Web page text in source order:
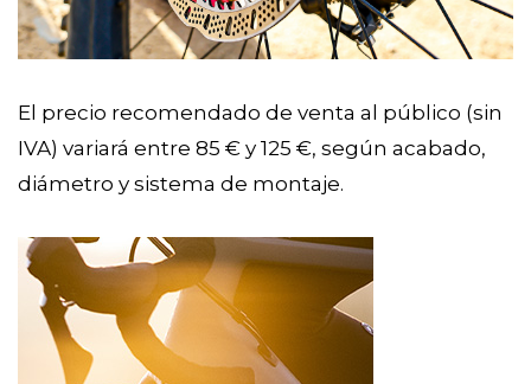
El precio recomendado de venta al público (sin
IVA) variará entre 85 € y 125 €, según acabado,
diámetro y sistema de montaje.